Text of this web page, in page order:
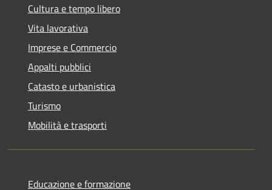
Cultura e tempo libero
Vita lavorativa
Imprese e Commercio
Appalti pubblici
Catasto e urbanistica
Turismo
Mobilità e trasporti
Educazione e formazione